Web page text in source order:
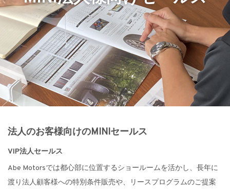
法人のお客様向けのMINIセールス
VIP法人セールス
Abe Motorsでは都心部に位置するショールームを活かし、長年に
渡り法人顧客様への特別条件販売や、リースプログラムのご提案